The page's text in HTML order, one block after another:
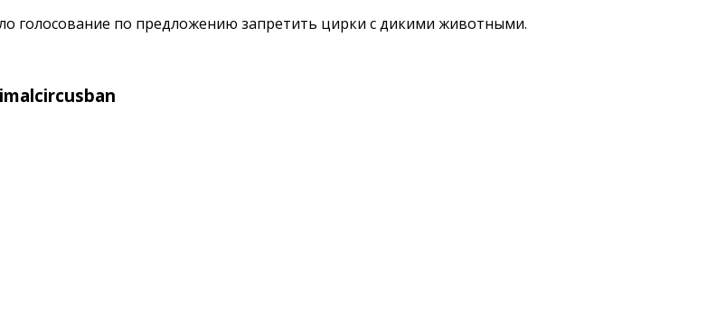
голосование по предложению запретить цирки с дикими животными.